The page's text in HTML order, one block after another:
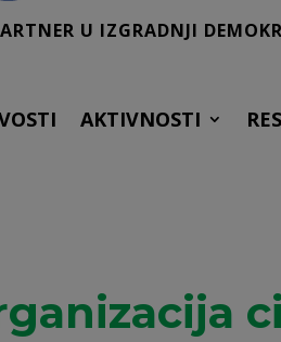
U IZGRADNJI
AKTIVNOSTI